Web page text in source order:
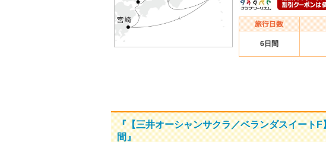
6日間
『【三井オーシャンサクラ／ベランダスイート
間』